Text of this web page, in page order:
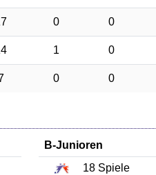
0 0
1 0
0 0
B-Junioren
18Spiele